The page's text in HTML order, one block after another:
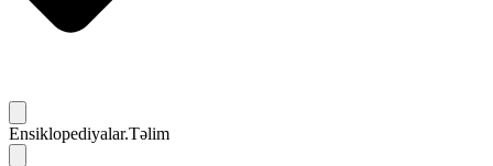
Ensiklopediyalar.Təlim